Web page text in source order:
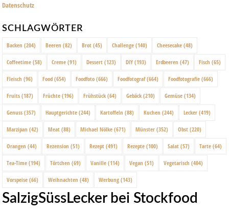
Datenschutz
SCHLAGWÖRTER
Backen (204) Beeren (82) Brot (45) Challenge (140) Cheesecake (48)
Coffeetime (58) Creme (91) Dessert (123) DIY (193) Erdbeeren (47) Fisch (65)
Fleisch (96) Food (654) Foodfoto (666) Foodfotograf(664) Foodfotografie (666)
Fruits (187) Früchte (196) Frühstück (64) Gebäck (210) Gemüse (134)
Genuss (357) Hauptgerichte (244) Kartoffeln (88) Kuchen (244) Lecker (419)
Marzipan (42) Meat (88) Michael Nölke (671) Münster (352) Obst (220)
Orangen (44) Rezension (51) Rezept (491) Rezepte (100) Salat (57) Tarte (64)
Tea-Time (194) Törtchen (69) Vanille (114) Vegan (51) Vegetarisch (404)
Vorspeise (66) Weihnachten (48) Werbung (143)
SalzigSüssLecker bei Stockfood